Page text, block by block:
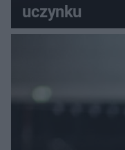
uczynku